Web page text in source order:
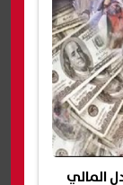
المالي